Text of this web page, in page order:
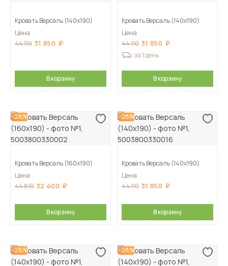
Кровать Версаль (140х190)
Цена
44 110 31 850
В корзину
Кровать Версаль (140х190)
Цена
44 110 31 850
за 1 день
В корзину
-28%
Кровать Версаль (160х190)
Цена
44 810 32 400
В корзину
-28%
Кровать Версаль (140х190)
Цена
44 110 31 850
В корзину
-28% -28%